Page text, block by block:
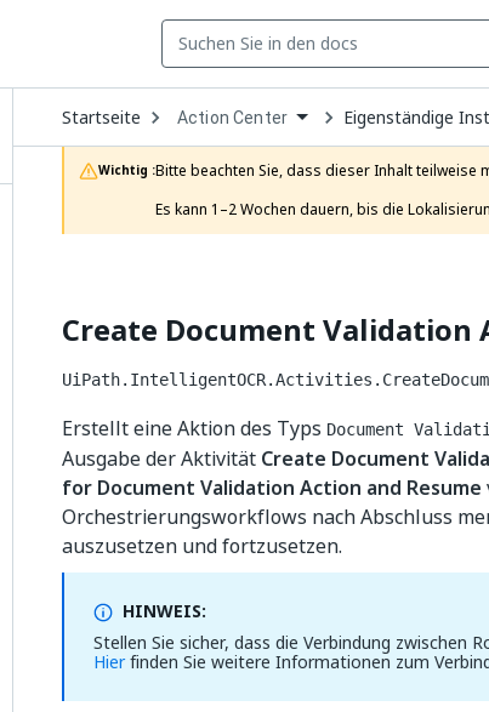
Startseite Open
Dropdown
to
choose
product
Action Center Eigenständige
Wichtig :Bitte beachten Sie, dass dieser Inhalt
Es kann 1–2 Wochen dauern, bis die
Create Document Validation
Erstellt eine Aktion des Typs Document
Ausgabe der Aktivität Create Document
for Document Validation Action and Resume
Orchestrierungsworkflows nach Abschluss
auszusetzen und fortzusetzen.
HINWEIS:
Stellen Sie sicher, dass die Verbindung
Hierfinden Sie weitere Informationen zum